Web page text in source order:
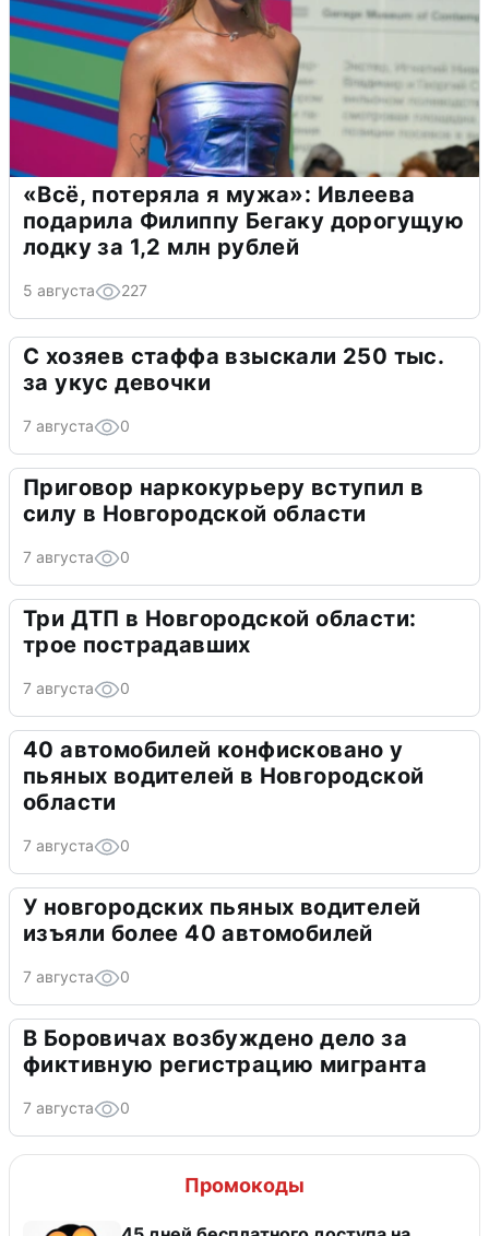
«Всё, потеряла я мужа»: Ивлеева
подарила Филиппу Бегаку дорогущую
лодку за 1,2 млн рублей
5 августа 227
С хозяев стаффа взыскали 250 тыс.
за укус девочки
7 августа 0
Приговор наркокурьеру вступил в
силу в Новгородской области
7 августа 0
Три ДТП в Новгородской области:
трое пострадавших
7 августа 0
40 автомобилей конфисковано у
пьяных водителей в Новгородской
области
7 августа 0
У новгородских пьяных водителей
изъяли более 40 автомобилей
7 августа 0
В Боровичах возбуждено дело за
фиктивную регистрацию мигранта
7 августа 0
Промокоды